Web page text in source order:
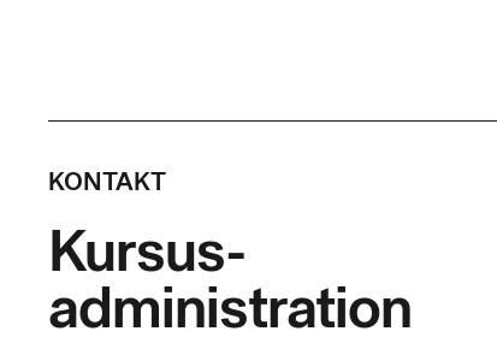
KONTAKT
Kursus-
administration